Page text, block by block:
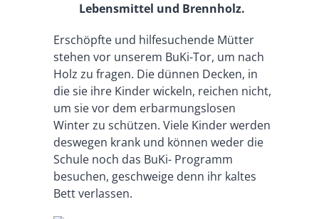
Lebensmittel und Brennholz.
Erschöpfte und hilfesuchende Mütter
stehen vor unserem BuKi-Tor, um nach
Holz zu fragen. Die dünnen Decken, in
die sie ihre Kinder wickeln, reichen nicht,
um sie vor dem erbarmungslosen
Winter zu schützen. Viele Kinder werden
deswegen krank und können weder die
Schule noch das BuKi- Programm
besuchen, geschweige denn ihr kaltes
Bett verlassen.